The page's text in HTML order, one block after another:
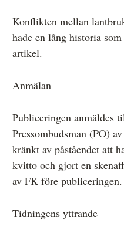
Ledamöter i Mediernas
Stadgar för Mediernas
Jobba hos oss!
Pressbilder
Så behandlar vi dina
Konflikten mellan
hade en lång historia
artikel.
Anmälan
Publiceringen anmäldes
Pressombudsman (PO)
kränkt av påståendet att
kvitto och gjort en
av FK före publiceringen.
Tidningens yttrande